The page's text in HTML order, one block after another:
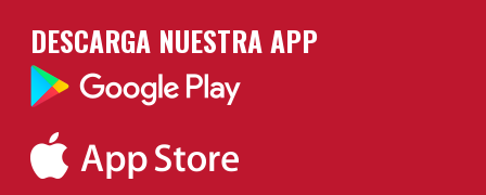
DESCARGA NUESTRA APP